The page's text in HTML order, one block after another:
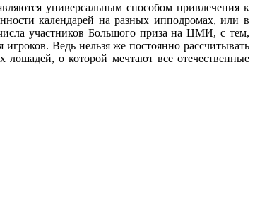
универсальным способом привлечения к
календарей на разных ипподромах, или в
участников Большого приза на ЦМИ, с тем,
Ведь нельзя же постоянно рассчитывать
лошадей, о которой мечтают все отечественные